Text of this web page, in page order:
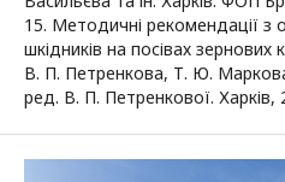
15. Методичні рекомендації з
шкідників на посівах
В. П. Петренкова, Т. Ю.
ред. В. П. Петренкової. Харків,